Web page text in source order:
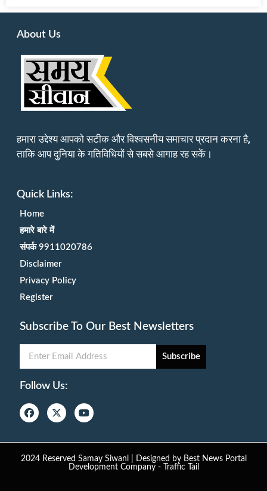
About Us
हमारा उद्देश्य आपको सटीक और विश्वसनीय समाचार प्रदान करना है,
ताकि आप दुनिया के गतिविधियों से सबसे आगाह रह सकें।
Quick Links:
Home
हमारे बारे में
संपर्क 9911020786
Disclaimer
Privacy Policy
Register
Subscribe To Our Best Newsletters
Subscribe
Follow Us:
2024 Reserved Samay Siwanl | Designed by Best News Portal
Development Company- Traffic Tail